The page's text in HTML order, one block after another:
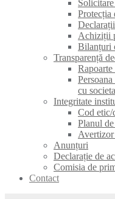
Protecția
Achiziții
Bilanțuri
Transparență
cu
Integritate
Cod etic/
Planul
Anunțuri
Declarație de
Comisia de
Contact